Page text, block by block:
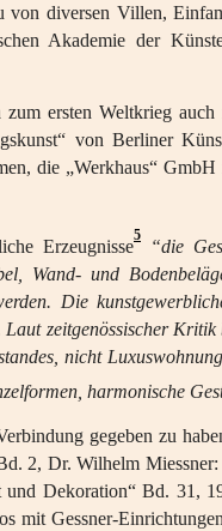
diversen Villen,
Akademie der
ersten Weltkrieg
von Berliner
die „Werkhaus“
Erzeugnisse
5
“die
Wand- und
Die
zeitgenössischer Kritik
nicht
harmonische
gegeben zu
2, Dr. Wilhelm
und Dekoration“ Bd. 31,
mit Gessner-